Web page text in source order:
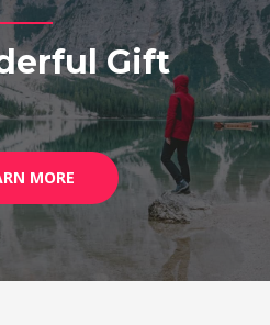
Gift
MORE